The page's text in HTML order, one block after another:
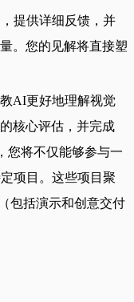
提供详细反馈，并
。您的见解将直接塑
AI更好地理解视觉
核心评估，并完成
您将不仅能够参与一
项目。这些项目聚
包括演示和创意交付